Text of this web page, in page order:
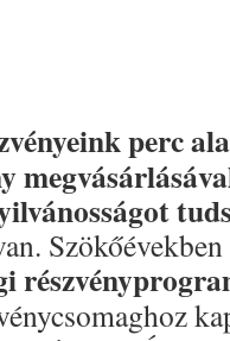
perc